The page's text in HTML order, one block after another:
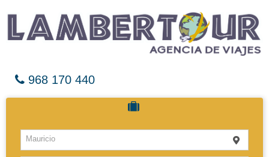
968 170 440
Hoteles
Mauricio